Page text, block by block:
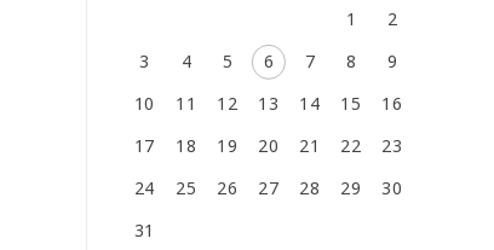
1
2
3
4 5 6 7 8
9
10
11 12 13 14 15
16
17
18 19 20 21 22
23
24
25 26 27 28 29
30
31